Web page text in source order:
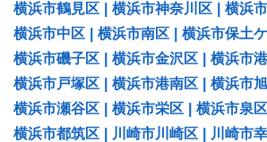
横浜市鶴見区
横浜市神奈川区 横浜
横浜市中区
横浜市南区 横浜市保土
横浜市磯子区
横浜市金沢区 横浜市
横浜市戸塚区
横浜市港南区 横浜市
横浜市瀬谷区
横浜市栄区 横浜市泉区
横浜市都筑区
川崎市川崎区 川崎市